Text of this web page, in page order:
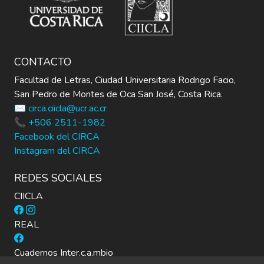
escritora costarricense, y, el presente
documento consiste específicamente en
literarias y lo que se haya publicado acerca
de la autora y sus obras.
CONTACTO
Facultad de Letras, Ciudad Universitaria Rodrigo Facio,
San Pedro de Montes de Oca San José, Costa Rica.
✉️ circa.ciicla@ucr.ac.cr
📞 +506 2511-1982
Facebook del CIRCA
Instagram del CIRCA
REDES SOCIALES
CIICLA
REAL
Cuadernos Inter.c.a.mbio